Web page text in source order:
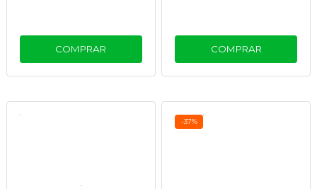
COMPRAR COMPRAR
-37%